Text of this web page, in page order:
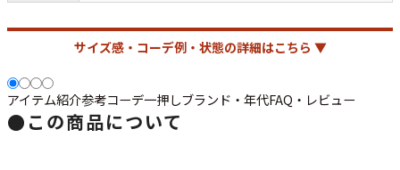
Youtube 古着屋Rush Out チャンネル
スタッフコーディネート
サイズ感・コーデ例・状態の詳細はこちら ▼
アイテム紹介参考コーデ一押しブランド・年代FAQ・レビュー
● この商品について